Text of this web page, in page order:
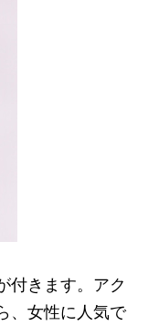
付きます。アク
、女性に人気で